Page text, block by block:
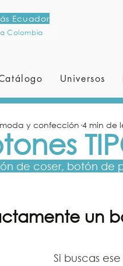
Ecuador
Colombia
Universos
y confección 4 min de
de coser, botón de
un
Si buscas